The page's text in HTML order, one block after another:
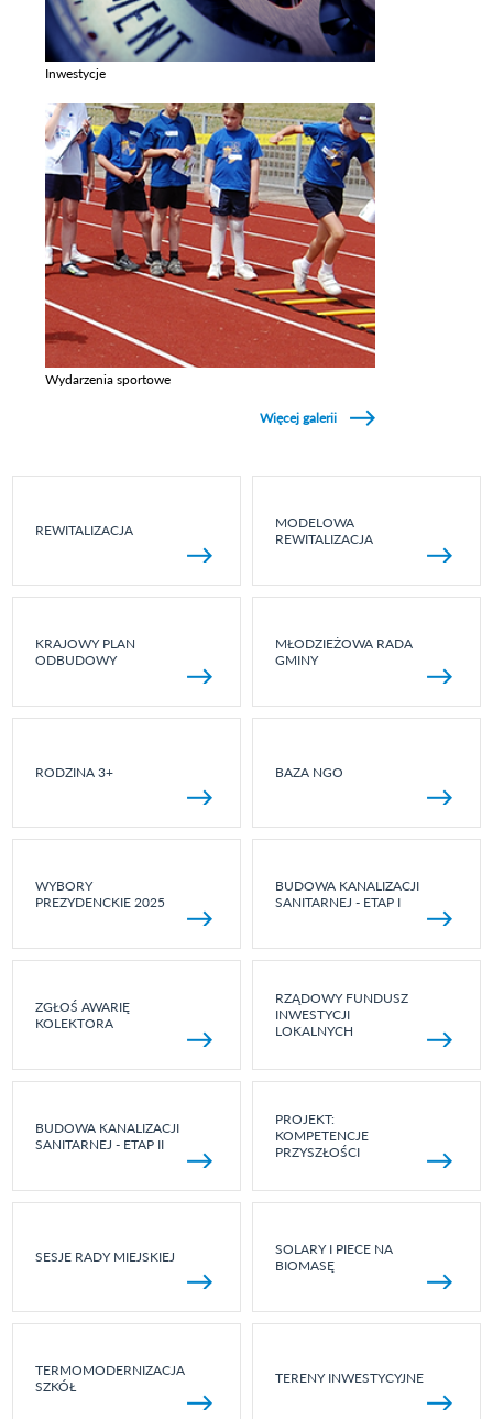
Inwestycje
Wydarzenia sportowe
Więcej galerii
REWITALIZACJA
MODELOWA
REWITALIZACJA
KRAJOWY PLAN
ODBUDOWY
MŁODZIEŻOWA RADA
GMINY
RODZINA 3+ BAZA NGO
WYBORY
PREZYDENCKIE 2025
BUDOWA KANALIZACJI
SANITARNEJ - ETAP I
ZGŁOŚ AWARIĘ
KOLEKTORA
RZĄDOWY FUNDUSZ
INWESTYCJI
LOKALNYCH
BUDOWA KANALIZACJI
SANITARNEJ - ETAP II
PROJEKT:
KOMPETENCJE
PRZYSZŁOŚCI
SESJE RADY MIEJSKIEJ
SOLARY I PIECE NA
BIOMASĘ
TERMOMODERNIZACJA
SZKÓŁ
TERENY INWESTYCYJNE